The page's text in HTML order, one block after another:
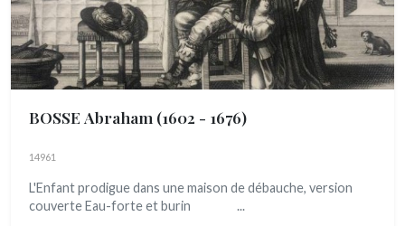
BOSSE Abraham (1602 - 1676)
14961
L'Enfant prodigue dans une maison de débauche, version
couverte Eau-forte et burin ...